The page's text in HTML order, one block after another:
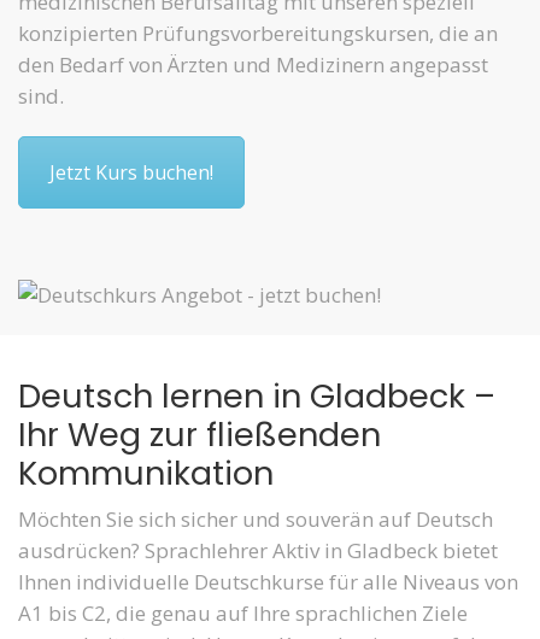
konzipierten Prüfungsvorbereitungskursen, die an
den Bedarf von Ärzten und Medizinern angepasst
sind.
Jetzt Kurs buchen!
Deutsch lernen in Gladbeck –
Ihr Weg zur fließenden
Kommunikation
Möchten Sie sich sicher und souverän auf Deutsch
ausdrücken? Sprachlehrer Aktiv in Gladbeck bietet
Ihnen individuelle Deutschkurse für alle Niveaus von
A1 bis C2, die genau auf Ihre sprachlichen Ziele